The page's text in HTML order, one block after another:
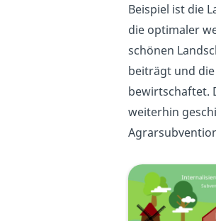
Beispiel ist die
die optimaler
schönen
beiträgt und
bewirtschaftet.
weiterhin